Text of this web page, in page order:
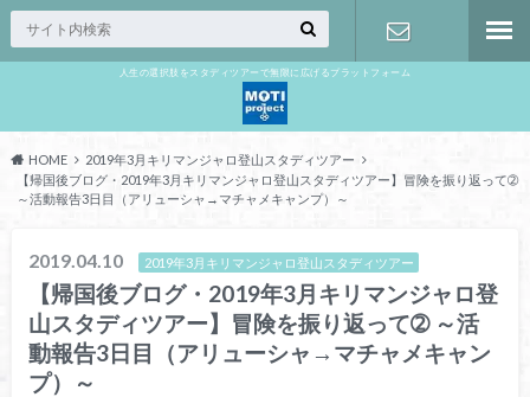
人生の選択肢をスタディツアーで無限に広げるプラットフォーム
HOME
2019年3月キリマンジャロ登山スタディツアー
【帰国後ブログ・2019年3月キリマンジャロ登山スタディツアー】冒険を振り返って➁
～活動報告3日目（アリューシャ→マチャメキャンプ）～
2019.04.10 2019年3月キリマンジャロ登山スタディツアー
【帰国後ブログ・2019年3月キリマンジャロ登
山スタディツアー】冒険を振り返って➁ ～活
動報告3日目（アリューシャ→マチャメキャン
プ）～